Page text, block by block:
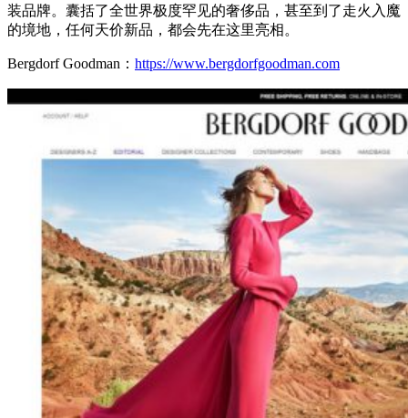
装品牌。囊括了全世界极度罕见的奢侈品，甚至到了走火入魔
的境地，任何天价新品，都会先在这里亮相。
Bergdorf Goodman： https://www.bergdorfgoodman.com